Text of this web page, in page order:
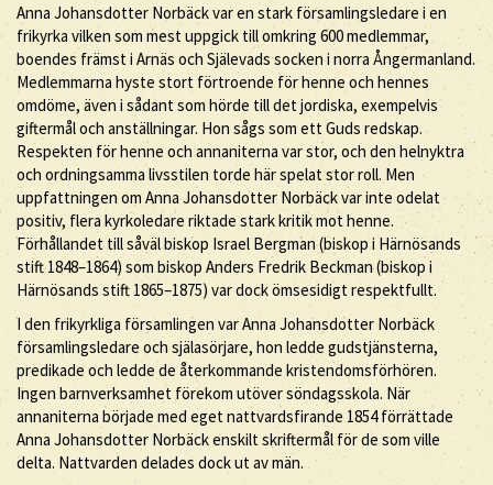
Anna Johansdotter Norbäck var en stark församlingsledare i en
frikyrka vilken som mest uppgick till omkring 600 medlemmar,
boendes främst i Arnäs och Själevads socken i norra Ångermanland.
Medlemmarna hyste stort förtroende för henne och hennes
omdöme, även i sådant som hörde till det jordiska, exempelvis
giftermål och anställningar. Hon sågs som ett Guds redskap.
Respekten för henne och annaniterna var stor, och den helnyktra
och ordningsamma livsstilen torde här spelat stor roll. Men
uppfattningen om Anna Johansdotter Norbäck var inte odelat
positiv, flera kyrkoledare riktade stark kritik mot henne.
Förhållandet till såväl biskop Israel Bergman (biskop i Härnösands
stift 1848–1864) som biskop Anders Fredrik Beckman (biskop i
Härnösands stift 1865–1875) var dock ömsesidigt respektfullt.
I den frikyrkliga församlingen var Anna Johansdotter Norbäck
församlingsledare och själasörjare, hon ledde gudstjänsterna,
predikade och ledde de återkommande kristendomsförhören.
Ingen barnverksamhet förekom utöver söndagsskola. När
annaniterna började med eget nattvardsfirande 1854 förrättade
Anna Johansdotter Norbäck enskilt skriftermål för de som ville
delta. Nattvarden delades dock ut av män.